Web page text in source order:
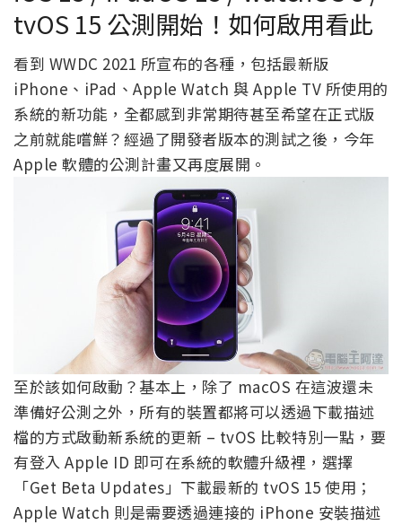
tvOS 15 公測開始！如何啟用看此
看到 WWDC 2021 所宣布的各種，包括最新版
iPhone、iPad、Apple Watch 與 Apple TV 所使用的
系統的新功能，全都感到非常期待甚至希望在正式版
之前就能嚐鮮？經過了開發者版本的測試之後，今年
Apple 軟體的公測計畫又再度展開。
至於該如何啟動？基本上，除了 macOS 在這波還未
準備好公測之外，所有的裝置都將可以透過下載描述
檔的方式啟動新系統的更新 – tvOS 比較特別一點，要
有登入 Apple ID 即可在系統的軟體升級裡，選擇
「Get Beta Updates」下載最新的 tvOS 15 使用；
Apple Watch 則是需要透過連接的 iPhone 安裝描述